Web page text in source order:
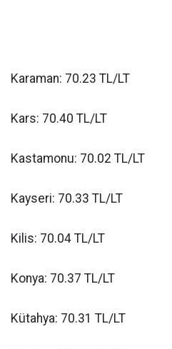
Karaman: 70.23 TL/LT
Kars: 70.40 TL/LT
Kastamonu: 70.02 TL/LT
Kayseri: 70.33 TL/LT
Kilis: 70.04 TL/LT
Konya: 70.37 TL/LT
Kütahya: 70.31 TL/LT